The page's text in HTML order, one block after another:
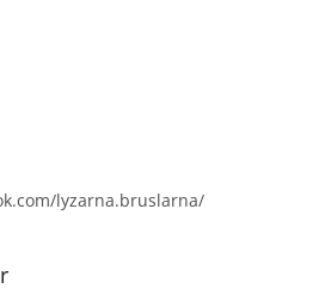
lyzarna.bruslarna/